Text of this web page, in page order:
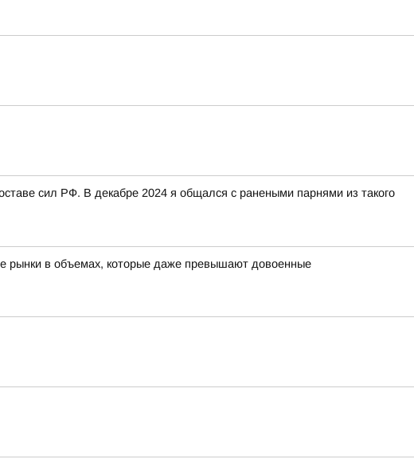
сил РФ. В декабре 2024 я общался с ранеными парнями из такого
рынки в объемах, которые даже превышают довоенные